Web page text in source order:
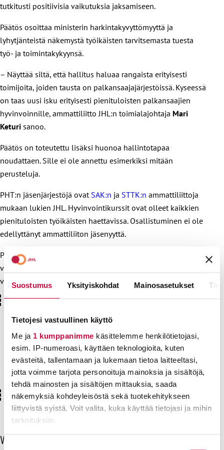
Suostumus Yksityiskohdat Mainosasetukset
Tietojesi vastuullinen käyttö
Me ja 1 kumppanimme käsittelemme henkilötietojasi,
esim. IP-numeroasi, käyttäen teknologioita, kuten
evästeitä, tallentamaan ja lukemaan tietoa laitteeltasi,
jotta voimme tarjota personoituja mainoksia ja sisältöjä,
tehdä mainosten ja sisältöjen mittauksia, saada
näkemyksiä kohdeyleisöstä sekä tuotekehitykseen
liittyvistä syistä. Voit valita, kuka käyttää tietojasi ja mihin
tarkoituksiin.
tutkitusti positiivisia vaikutuksia jaksamiseen.
Päätös osoittaa ministerin harkintakyvyttömyyttä ja
lyhytjänteistä näkemystä työikäisten tarvitsemasta tuesta
työ- ja toimintakykyynsä.
– Näyttää siltä, että hallitus haluaa rangaista erityisesti
toimijoita, joiden tausta on palkansaajajärjestöissä. Kyseessä
on taas uusi isku erityisesti pienituloisten palkansaajien
hyvinvoinnille, ammattiliitto JHL:n toimialajohtaja Mari
Keturi sanoo.
Päätös on toteutettu lisäksi huonoa hallintotapaa
noudattaen. Sille ei ole annettu esimerkiksi mitään
perusteluja.
PHT:n jäsenjärjestöjä ovat SAK:n ja STTK:n ammattiliittoja
mukaan lukien JHL. Hyvinvointikurssit ovat olleet kaikkien
pienituloisten työikäisten haettavissa. Osallistuminen ei ole
edellyttänyt ammattiliiton jäsenyyttä.
PHT kertoo Facebook-sivullaan pyrkivänsä toteuttamaan
vuoden 2025 kurssijaksot normaalisti. Yhdistys tiedottaa
vuoden 2026 kurssien tilanteesta mahdollisimman pian:
Sinun on hyväksyttävä markkinoint- ja
tilastointiievästeet nähdäksesi tämän sisällön.
Näytä FacebookissaUusi suostumus klikkaamalla tästä
O
h
Viimeisimmät uutiset